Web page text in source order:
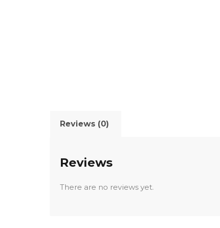
Reviews (0)
Reviews
There are no reviews yet.